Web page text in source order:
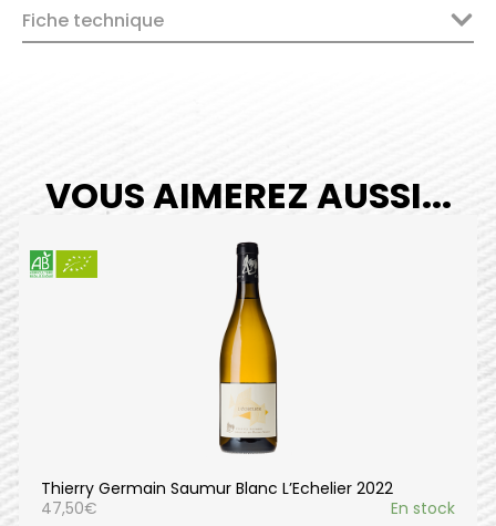
Fiche technique
VOUS AIMEREZ AUSSI...
Thierry Germain Saumur Blanc L’Echelier 2022
47,50€ En stock